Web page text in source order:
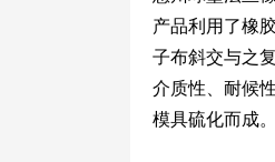
产品利用了橡
子布斜交与之
介质性、耐候
模具硫化而成。